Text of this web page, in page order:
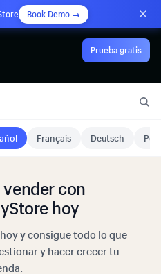
Book Demo →
Prueba gratis
Français Deutsch
vender con
hoy
y consigue todo lo que
y hacer crecer tu